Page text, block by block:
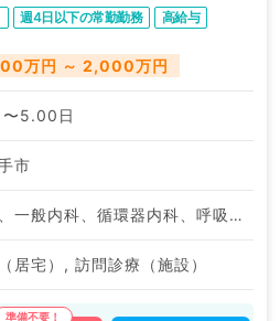
週4日以下の常勤勤務 高給与
万円 ～ 2,000万円
5.00日
市
神経内科、一般内科、循環器内科、呼吸器内科、消化器内科、内分泌・代謝内科、腎臓内科、老年内科、血液内科、膠原病科
居宅）, 訪問診療（施設）